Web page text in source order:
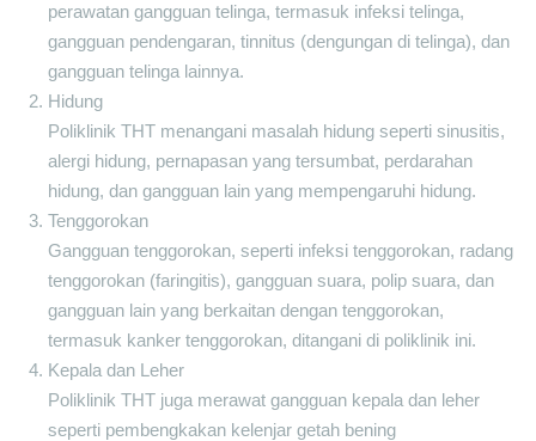
perawatan gangguan telinga, termasuk infeksi telinga,
gangguan pendengaran, tinnitus (dengungan di telinga), dan
gangguan telinga lainnya.
Hidung
Poliklinik THT menangani masalah hidung seperti sinusitis,
alergi hidung, pernapasan yang tersumbat, perdarahan
hidung, dan gangguan lain yang mempengaruhi hidung.
Tenggorokan
Gangguan tenggorokan, seperti infeksi tenggorokan, radang
tenggorokan (faringitis), gangguan suara, polip suara, dan
gangguan lain yang berkaitan dengan tenggorokan,
termasuk kanker tenggorokan, ditangani di poliklinik ini.
Kepala dan Leher
Poliklinik THT juga merawat gangguan kepala dan leher
seperti pembengkakan kelenjar getah bening